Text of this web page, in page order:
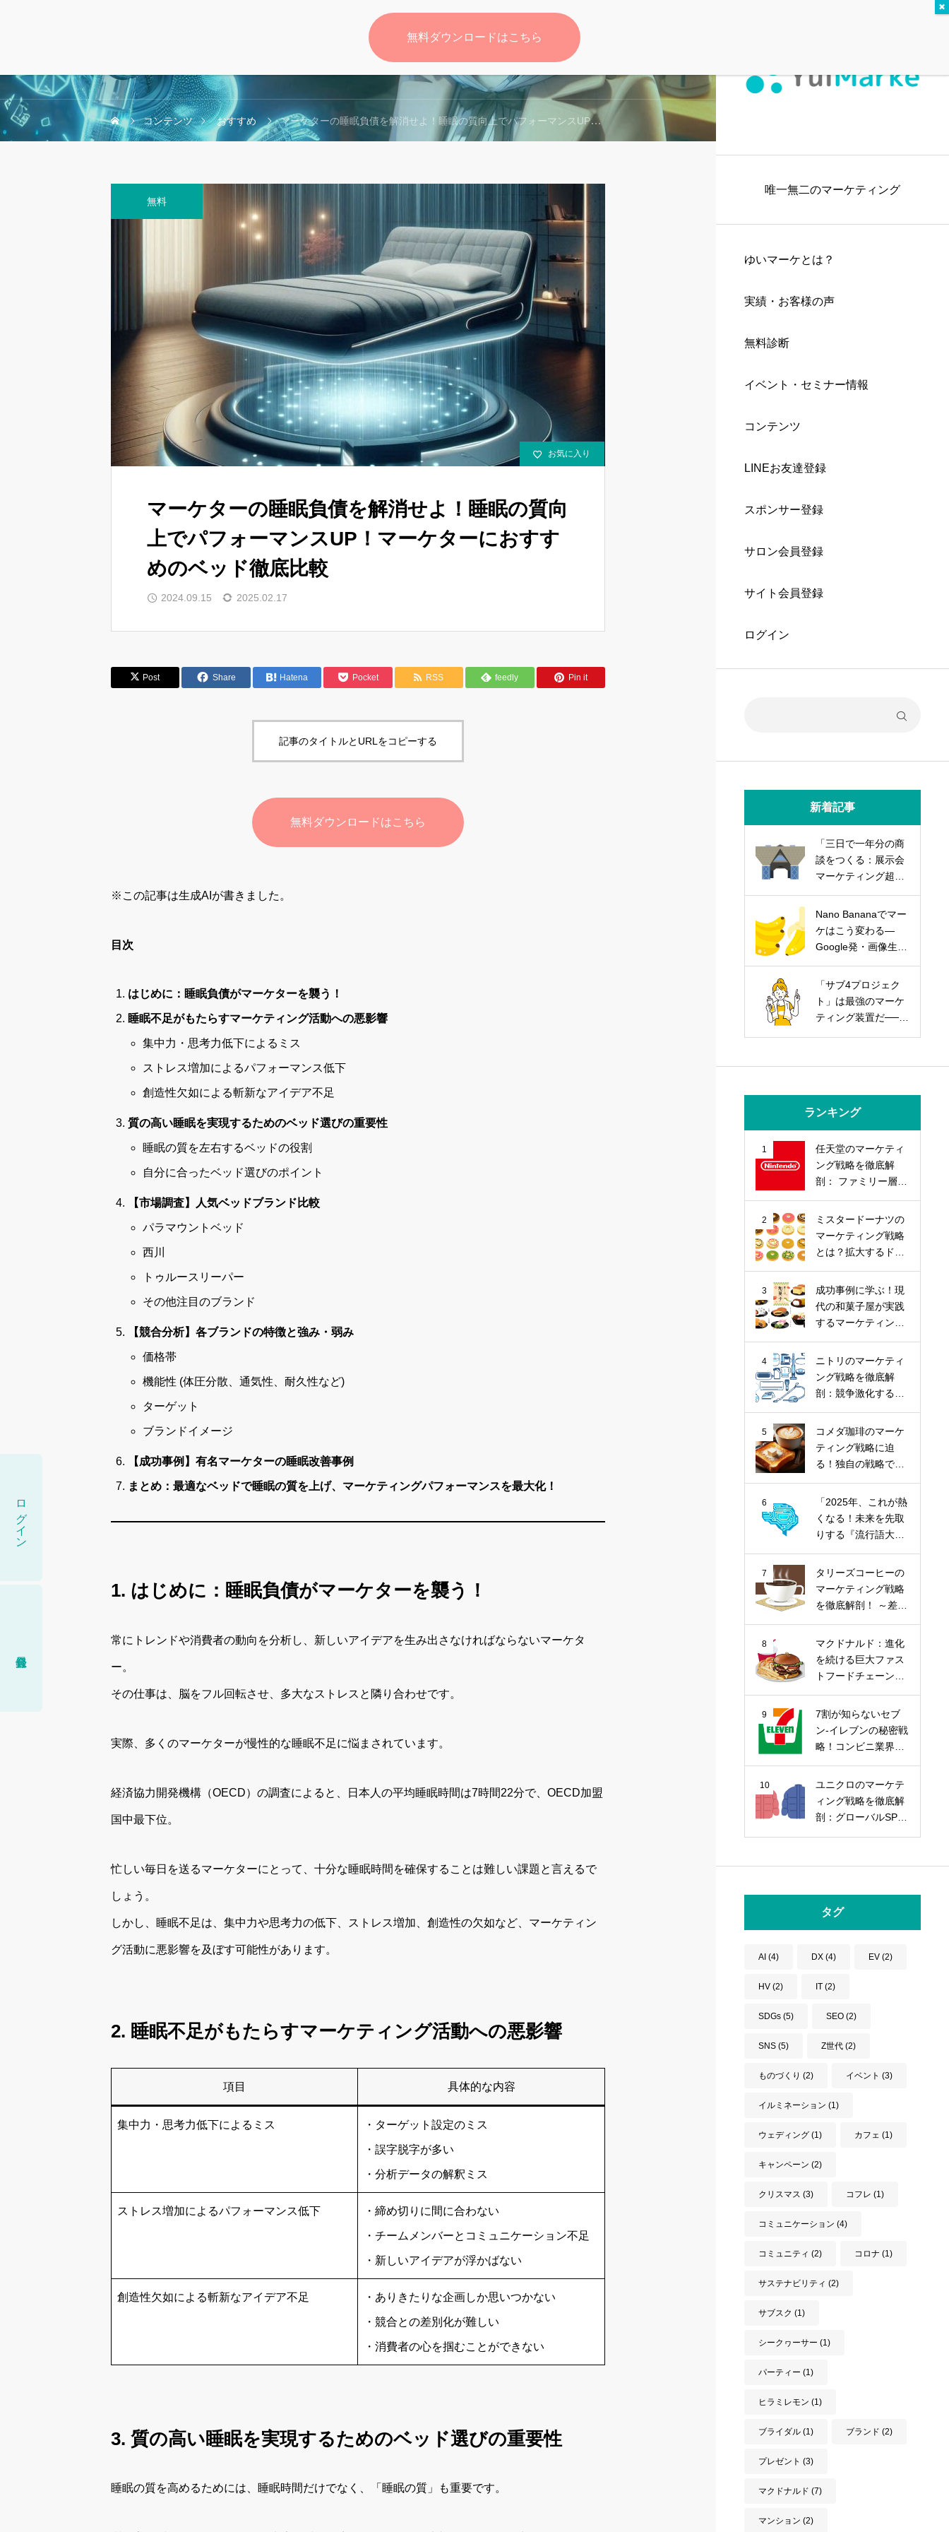
唯一無二のマーケティング
ゆいマーケとは？
実績・お客様の声
無料診断
イベント・セミナー情報
コンテンツ
LINEお友達登録
スポンサー登録
サロン会員登録
サイト会員登録
ログイン
新着記事
「三日で一年分の商
談をつくる：展示会
マーケティング超実
Nano Bananaでマー
ケはこう変わる―
Google発・画像生成
戦略
「サブ4プロジェク
ト」は最強のマーケ
ティング装置だ──走
ランキング
1
任天堂のマーケティ
ング戦略を徹底解
剖： ファミリー層の
戦略とは？
2
ミスタードーナツの
マーケティング戦略
とは？拡大するドー
む！
3
成功事例に学ぶ！現
代の和菓子屋が実践
するマーケティング
4
ニトリのマーケティ
ング戦略を徹底解
剖：競争激化する家
「お、ねだん以
上。」の価値提供
5
コメダ珈琲のマーケ
ティング戦略に迫
る！独自の戦略で喫
6
「2025年、これが熱
くなる！未来を先取
りする『流行語大賞
心トレンド」
7
タリーズコーヒーの
マーケティング戦略
を徹底解剖！ ～差別
題まで～
8
マクドナルド：進化
を続ける巨大ファス
トフードチェーンの
9
7割が知らないセブ
ン-イレブンの秘密戦
略！コンビニ業界の
10
ユニクロのマーケテ
ィング戦略を徹底解
剖：グローバルSPA
タグ
AI (4) DX (4) EV (2)
HV (2) IT (2)
SDGs (5) SEO (2)
SNS (5) Z世代 (2)
ものづくり (2) イベント (3)
イルミネーション (1)
ウェディング (1) カフェ (1)
キャンペーン (2)
クリスマス (3) コフレ (1)
コミュニケーション (4)
コミュニティ (2) コロナ (1)
サステナビリティ (2)
サブスク (1)
シークヮーサー (1)
パーティー (1)
ヒラミレモン (1)
ブライダル (1) ブランド (2)
プレゼント (3)
マクドナルド (7)
マンション (2)
無料
コンテンツ おすすめ マーケターの睡眠負債を解消せよ！睡眠の質向上でパフォーマンスUP！マーケターにおすすめのベッド徹底比較
無料
お気に入り
マーケターの睡眠負債を解消せよ！睡眠の質向
上でパフォーマンスUP！マーケターにおすす
めのベッド徹底比較
2024.09.15 2025.02.17
Post Share Hatena Pocket RSS feedly Pin it
記事のタイトルとURLをコピーする
無料ダウンロードはこちら
※この記事は生成AIが書きました。
目次
はじめに：睡眠負債がマーケターを襲う！
睡眠不足がもたらすマーケティング活動への悪影響
集中力・思考力低下によるミス
ストレス増加によるパフォーマンス低下
創造性欠如による斬新なアイデア不足
質の高い睡眠を実現するためのベッド選びの重要性
睡眠の質を左右するベッドの役割
自分に合ったベッド選びのポイント
【市場調査】人気ベッドブランド比較
パラマウントベッド
西川
トゥルースリーパー
その他注目のブランド
【競合分析】各ブランドの特徴と強み・弱み
価格帯
機能性 (体圧分散、通気性、耐久性など)
ターゲット
ブランドイメージ
【成功事例】有名マーケターの睡眠改善事例
まとめ：最適なベッドで睡眠の質を上げ、マーケティングパフォーマンスを最大化！
1. はじめに：睡眠負債がマーケターを襲う！
常にトレンドや消費者の動向を分析し、新しいアイデアを生み出さなければならないマーケタ
ー。
その仕事は、脳をフル回転させ、多大なストレスと隣り合わせです。
実際、多くのマーケターが慢性的な睡眠不足に悩まされています。
経済協力開発機構（OECD）の調査によると、日本人の平均睡眠時間は7時間22分で、OECD加盟
国中最下位。
忙しい毎日を送るマーケターにとって、十分な睡眠時間を確保することは難しい課題と言えるで
しょう。
しかし、睡眠不足は、集中力や思考力の低下、ストレス増加、創造性の欠如など、マーケティン
グ活動に悪影響を及ぼす可能性があります。
2. 睡眠不足がもたらすマーケティング活動への悪影響
項目 具体的な内容
集中力・思考力低下によるミス ・ターゲット設定のミス
・誤字脱字が多い
・分析データの解釈ミス
ストレス増加によるパフォーマンス低下 ・締め切りに間に合わない
・チームメンバーとコミュニケーション不足
・新しいアイデアが浮かばない
創造性欠如による斬新なアイデア不足 ・ありきたりな企画しか思いつかない
・競合との差別化が難しい
・消費者の心を掴むことができない
3. 質の高い睡眠を実現するためのベッド選びの重要性
睡眠の質を高めるためには、睡眠時間だけでなく、「睡眠の質」も重要です。
ログイン
無料ダウンロードはこちら